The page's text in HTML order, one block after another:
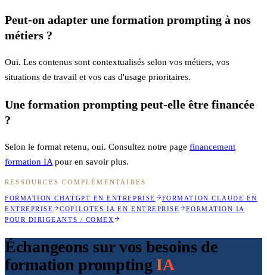
Peut-on adapter une formation prompting à nos
métiers ?
Oui. Les contenus sont contextualisés selon vos métiers, vos
situations de travail et vos cas d'usage prioritaires.
Une formation prompting peut-elle être financée
?
Selon le format retenu, oui. Consultez notre page financement
formation IA pour en savoir plus.
RESSOURCES COMPLÉMENTAIRES
FORMATION CHATGPT EN ENTREPRISE
FORMATION CLAUDE EN
ENTREPRISE
COPILOTES IA EN ENTREPRISE
FORMATION IA
POUR DIRIGEANTS / COMEX
Échangeons sur vos besoins de
formation prompting IA